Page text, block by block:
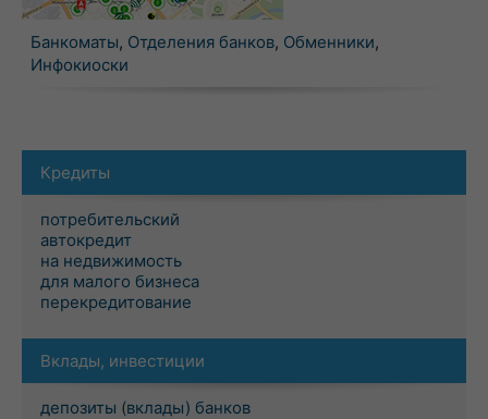
Банкоматы, Отделения банков, Обменники,
Инфокиоски
Кредиты
потребительский
автокредит
на недвижимость
для малого бизнеса
перекредитование
Вклады, инвестиции
депозиты (вклады) банков